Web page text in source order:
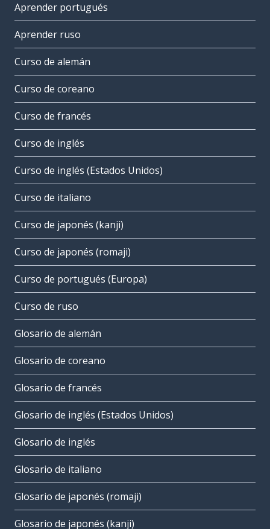
Aprender portugués
Aprender ruso
Curso de alemán
Curso de coreano
Curso de francés
Curso de inglés
Curso de inglés (Estados Unidos)
Curso de italiano
Curso de japonés (kanji)
Curso de japonés (romaji)
Curso de portugués (Europa)
Curso de ruso
Glosario de alemán
Glosario de coreano
Glosario de francés
Glosario de inglés (Estados Unidos)
Glosario de inglés
Glosario de italiano
Glosario de japonés (romaji)
Glosario de japonés (kanji)